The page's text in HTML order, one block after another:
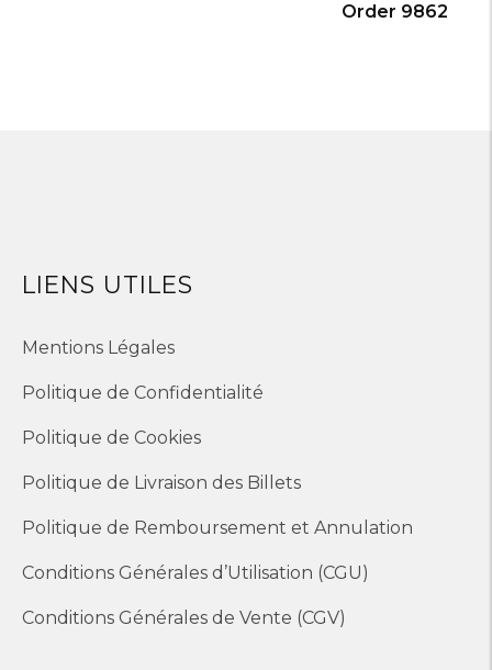
Order 9862
LIENS UTILES
Mentions Légales
Politique de Confidentialité
Politique de Cookies
Politique de Livraison des Billets
Politique de Remboursement et Annulation
Conditions Générales d’Utilisation (CGU)
Conditions Générales de Vente (CGV)